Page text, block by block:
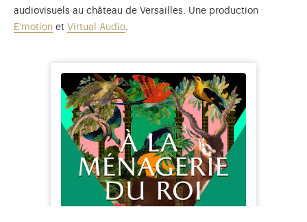
audiovisuels au château de Versailles. Une production
E'motion et Virtual Audio.